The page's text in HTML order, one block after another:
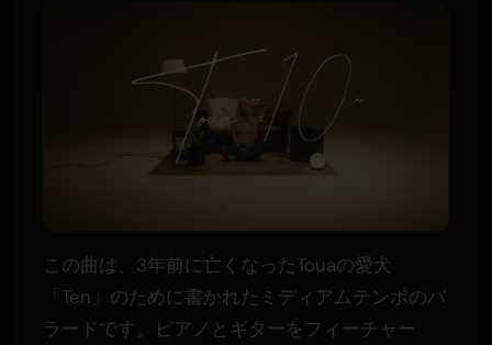
この曲は、3年前に亡くなったTouaの愛犬
「Ten」のために書かれたミディアムテンポのバ
ラードです。ピアノとギターをフィーチャー